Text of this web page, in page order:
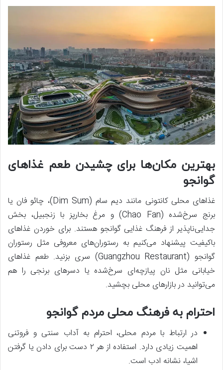
بهترین مکان‌ها برای چشیدن طعم غذاهای
گوانجو
غذاهای محلی کانتونی مانند دیم ‌سام (Dim Sum)، چائو فان یا
برنج سرخ‌شده (Chao Fan) و مرغ بخارپز با زنجبیل، بخش
جدایی‌ناپذیر از فرهنگ غذایی گوانجو هستند. برای خوردن غذاهای
باکیفیت پیشنهاد می‌کنیم به رستوران‌های معروفی مثل رستوران
گوانجو (Guangzhou Restaurant) سری بزنید. طعم غذاهای
خیابانی مثل نان پیازچه‌ای سرخ‌شده یا دسرهای برنجی را هم
می‌توانید در بازارهای محلی بچشید.
احترام به فرهنگ محلی مردم گوانجو
در ارتباط با مردم محلی، احترام به آداب سنتی و فروتنی
اهمیت زیادی دارد. استفاده از هر ۲ دست برای دادن یا گرفتن
اشیا، نشانه ادب است.